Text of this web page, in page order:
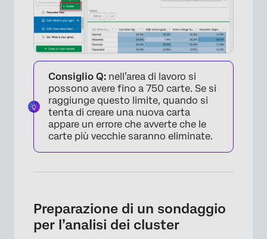
Consiglio Q: nell’area di lavoro si
possono avere fino a 750 carte. Se si
raggiunge questo limite, quando si
tenta di creare una nuova carta
appare un errore che avverte che le
carte più vecchie saranno eliminate.
Preparazione di un sondaggio
per l’analisi dei cluster